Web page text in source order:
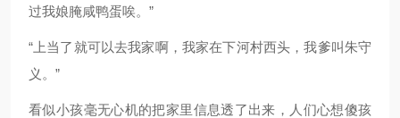
过我娘腌咸鸭蛋唉。”
“上当了就可以去我家啊，我家在下河村西头，我爹叫朱守
义。”
看似小孩毫无心机的把家里信息透了出来，人们心想傻孩